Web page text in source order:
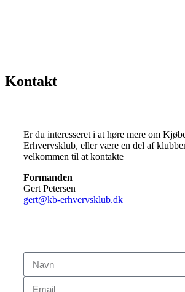
Kontakt
Er du interesseret i at høre mere om
Erhvervsklub, eller være en del af
velkommen til at kontakte
Formanden
Gert Petersen
gert@kb-erhvervsklub.dk